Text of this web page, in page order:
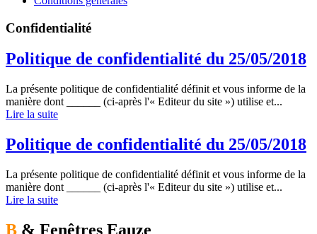
Confidentialité
Politique de confidentialité du 25/05/2018
La présente politique de confidentialité définit et vous informe de la
manière dont ______ (ci-après l'« Editeur du site ») utilise et...
Lire la suite
Politique de confidentialité du 25/05/2018
La présente politique de confidentialité définit et vous informe de la
manière dont ______ (ci-après l'« Editeur du site ») utilise et...
Lire la suite
B & Fenêtres Eauze